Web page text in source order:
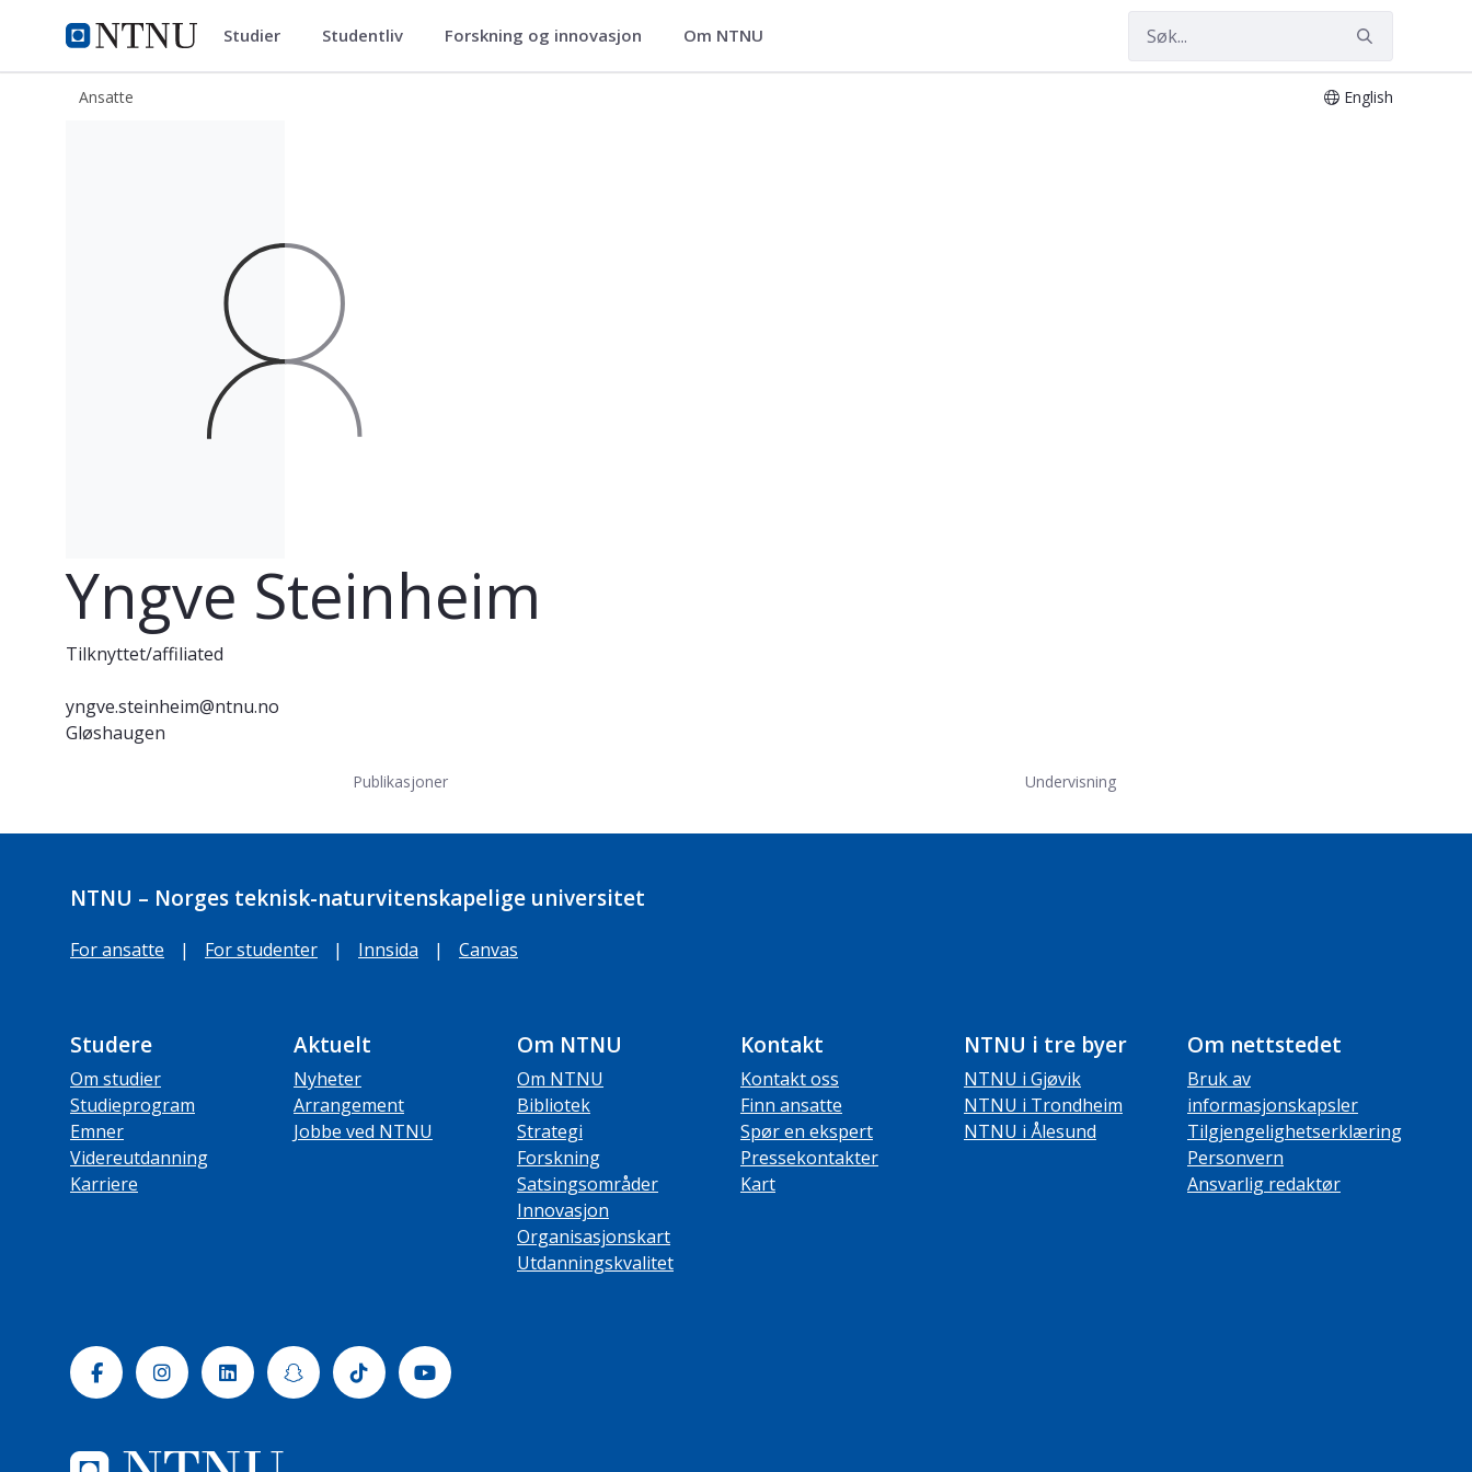
NTNU Hjemmeside
ntnu.no Studier Studentliv Forskning og innovasjon Om NTNU
Ansatte English
Yngve Steinheim
Tilknyttet/affiliated
yngve.steinheim@ntnu.no
Gløshaugen
Publikasjoner Undervisning
NTNU – Norges teknisk-naturvitenskapelige universitet
For ansatte | For studenter | Innsida | Canvas
Studere
Om studier
Studieprogram
Emner
Videreutdanning
Karriere
Aktuelt
Nyheter
Arrangement
Jobbe ved NTNU
Om NTNU
Om NTNU
Bibliotek
Strategi
Forskning
Satsingsområder
Innovasjon
Organisasjonskart
Utdanningskvalitet
Kontakt
Kontakt oss
Finn ansatte
Spør en ekspert
Pressekontakter
Kart
NTNU i tre byer
NTNU i Gjøvik
NTNU i Trondheim
NTNU i Ålesund
Om nettstedet
Bruk av
informasjonskapsler
Tilgjengelighetserklæring
Personvern
Ansvarlig redaktør
FacebookInstagramLinkedinSnapchatTiktok Youtube